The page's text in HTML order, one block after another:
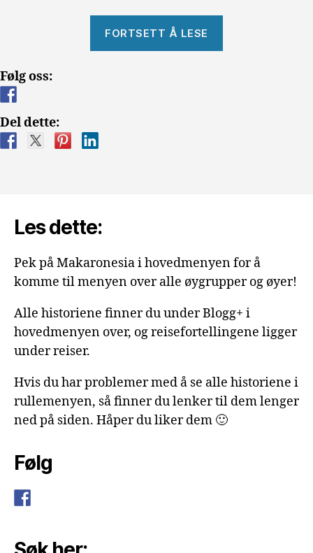
FORTSETT Å LESE
Følg oss:
Del dette:
Les dette:
Pek på Makaronesia i hovedmenyen for å
komme til menyen over alle øygrupper og øyer!
Alle historiene finner du under Blogg+ i
hovedmenyen over, og reisefortellingene ligger
under reiser.
Hvis du har problemer med å se alle historiene i
rullemenyen, så finner du lenker til dem lenger
ned på siden. Håper du liker dem 🙂
Følg